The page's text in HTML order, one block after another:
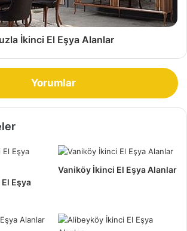
sıkıntı olabilir.
Zeytinburnu İkinci El Eşya Alanlar
mobilyalar içinde geçerli. İkinci ele
İkinci El Eşya Alanlar
Yorumlar
Eşya
Vaniköy İkinci El Eşya Alanlar